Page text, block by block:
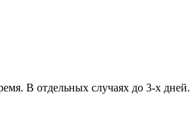
В отдельных случаях до 3-х дней.